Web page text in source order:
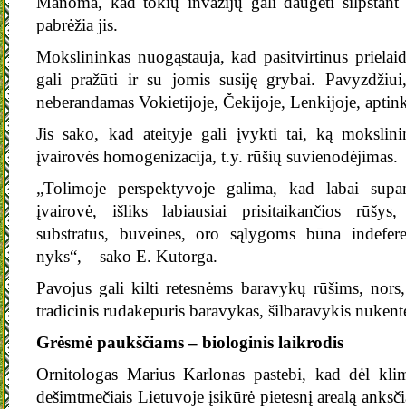
pabrėžia jis.
Mokslininkas nuogąstauja, kad pasitvirtinus
gali pražūti ir su jomis susiję grybai.
neberandamas Vokietijoje, Čekijoje, Lenkijoje,
Jis sako, kad ateityje gali įvykti tai, ką
įvairovės homogenizacija, t.y. rūšių suvienodėjimas.
„Tolimoje perspektyvoje galima, kad labai
įvairovė, išliks labiausiai prisitaikančios
substratus, buveines, oro sąlygoms būna
nyks“, – sako E. Kutorga.
Pavojus gali kilti retesnėms baravykų rūšims,
tradicinis rudakepuris baravykas, šilbaravykis
Grėsmė paukščiams – biologinis laikrodis
Ornitologas Marius Karlonas pastebi, kad dėl
dešimtmečiais Lietuvoje įsikūrė pietesnį arealą